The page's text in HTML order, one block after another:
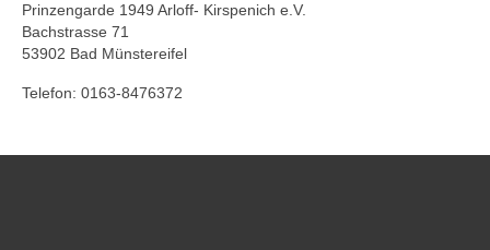
Prinzengarde 1949 Arloff- Kirspenich e.V.
Bachstrasse 71
53902 Bad Münstereifel
Telefon: 0163-8476372